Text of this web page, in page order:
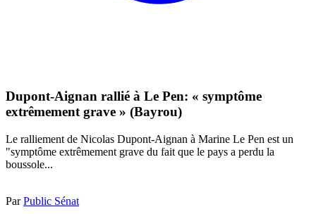
Dupont-Aignan rallié à Le Pen: « symptôme
extrêmement grave » (Bayrou)
Le ralliement de Nicolas Dupont-Aignan à Marine Le Pen est un
"symptôme extrêmement grave du fait que le pays a perdu la
boussole...
ParPublic Sénat